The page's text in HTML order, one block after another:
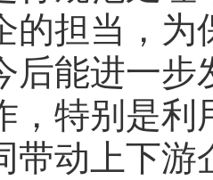
的担当，为
后能进一
，特别是
带动上下